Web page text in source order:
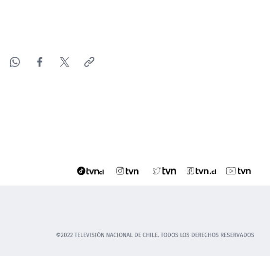
©2022 TELEVISIÓN NACIONAL DE CHILE. TODOS LOS DERECHOS RESERVADOS